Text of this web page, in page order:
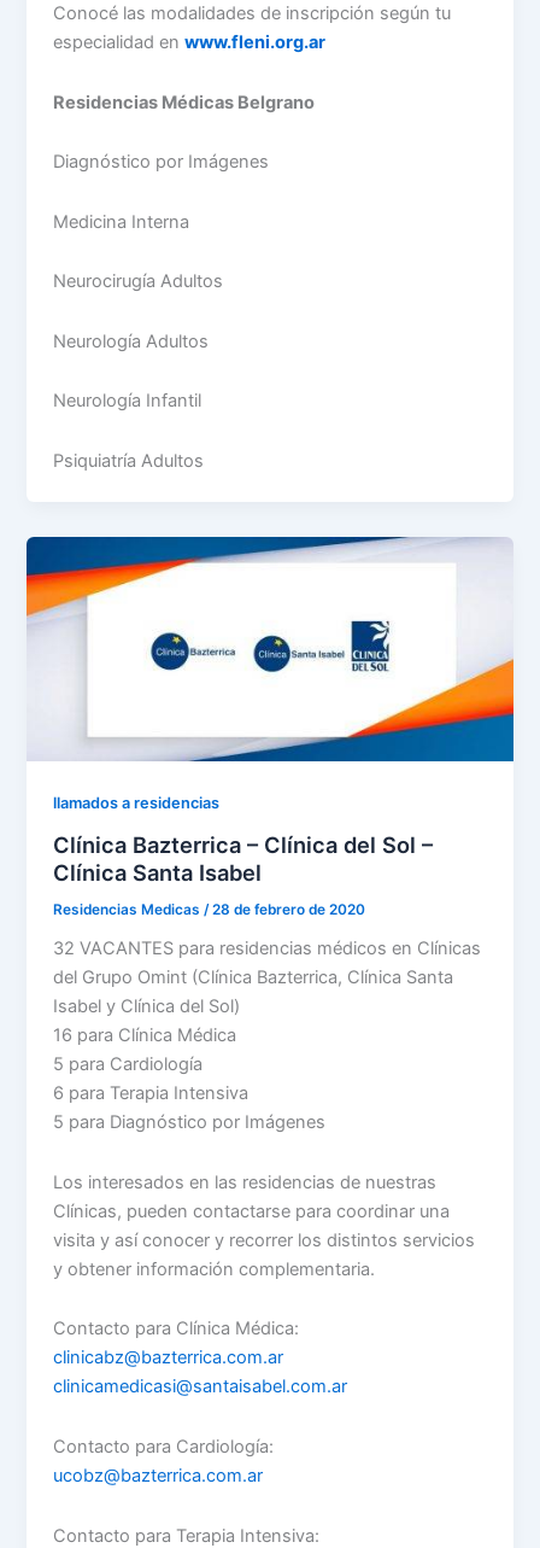
Conocé las modalidades de inscripción según tu
especialidad enwww.fleni.org.ar
Residencias Médicas Belgrano
Diagnóstico por Imágenes
Medicina Interna
Neurocirugía Adultos
Neurología Adultos
Neurología Infantil
Psiquiatría Adultos
llamados a residencias
Clínica Bazterrica – Clínica del Sol –
Clínica Santa Isabel
Residencias Medicas /28 de febrero de 2020
32 VACANTES para residencias médicos en Clínicas
del Grupo Omint (Clínica Bazterrica, Clínica Santa
Isabel y Clínica del Sol)
16 para Clínica Médica
5 para Cardiología
6 para Terapia Intensiva
5 para Diagnóstico por Imágenes
Los interesados en las residencias de nuestras
Clínicas, pueden contactarse para coordinar una
visita y así conocer y recorrer los distintos servicios
y obtener información complementaria.
Contacto para Clínica Médica:
clinicabz@bazterrica.com.ar
clinicamedicasi@santaisabel.com.ar
Contacto para Cardiología:
ucobz@bazterrica.com.ar
Contacto para Terapia Intensiva: